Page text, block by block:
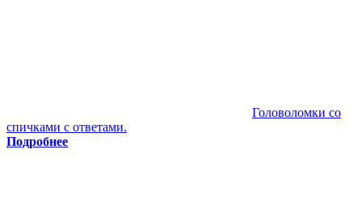
Головоломки со
спичками с ответами.
Подробнее